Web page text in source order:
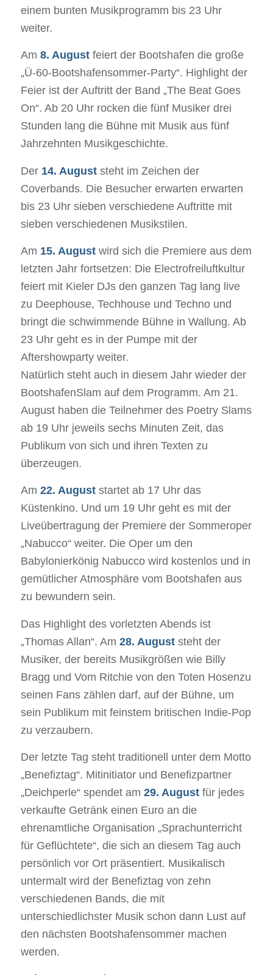
einem bunten Musikprogramm bis 23 Uhr
weiter.
Am 8. August feiert der Bootshafen die große
„Ü-60-Bootshafensommer-Party“. Highlight der
Feier ist der Auftritt der Band „The Beat Goes
On“. Ab 20 Uhr rocken die fünf Musiker drei
Stunden lang die Bühne mit Musik aus fünf
Jahrzehnten Musikgeschichte.
Der14. August steht im Zeichen der
Coverbands. Die Besucher erwarten erwarten
bis 23 Uhr sieben verschiedene Auftritte mit
sieben verschiedenen Musikstilen.
Am 15. August wird sich die Premiere aus dem
letzten Jahr fortsetzen: Die Electrofreiluftkultur
feiert mit Kieler DJs den ganzen Tag lang live
zu Deephouse, Techhouse und Techno und
bringt die schwimmende Bühne in Wallung. Ab
23 Uhr geht es in der Pumpe mit der
Aftershowparty weiter.
Natürlich steht auch in diesem Jahr wieder der
BootshafenSlam auf dem Programm. Am 21.
August haben die Teilnehmer des Poetry Slams
ab 19 Uhr jeweils sechs Minuten Zeit, das
Publikum von sich und ihren Texten zu
überzeugen.
Am 22. August startet ab 17 Uhr das
Küstenkino. Und um 19 Uhr geht es mit der
Liveübertragung der Premiere der Sommeroper
„Nabucco“ weiter. Die Oper um den
Babylonierkönig Nabucco wird kostenlos und in
gemütlicher Atmosphäre vom Bootshafen aus
zu bewundern sein.
Das Highlight des vorletzten Abends ist
„Thomas Allan“. Am 28. August steht der
Musiker, der bereits Musikgrößen wie Billy
Bragg und Vom Ritchie von den Toten Hosenzu
seinen Fans zählen darf, auf der Bühne, um
sein Publikum mit feinstem britischen Indie-Pop
zu verzaubern.
Der letzte Tag steht traditionell unter dem Motto
„Benefiztag“. Mitinitiator und Benefizpartner
„Deichperle“ spendet am 29. August für jedes
verkaufte Getränk einen Euro an die
ehrenamtliche Organisation „Sprachunterricht
für Geflüchtete“, die sich an diesem Tag auch
persönlich vor Ort präsentiert. Musikalisch
untermalt wird der Benefiztag von zehn
verschiedenen Bands, die mit
unterschiedlichster Musik schon dann Lust auf
den nächsten Bootshafensommer machen
werden.